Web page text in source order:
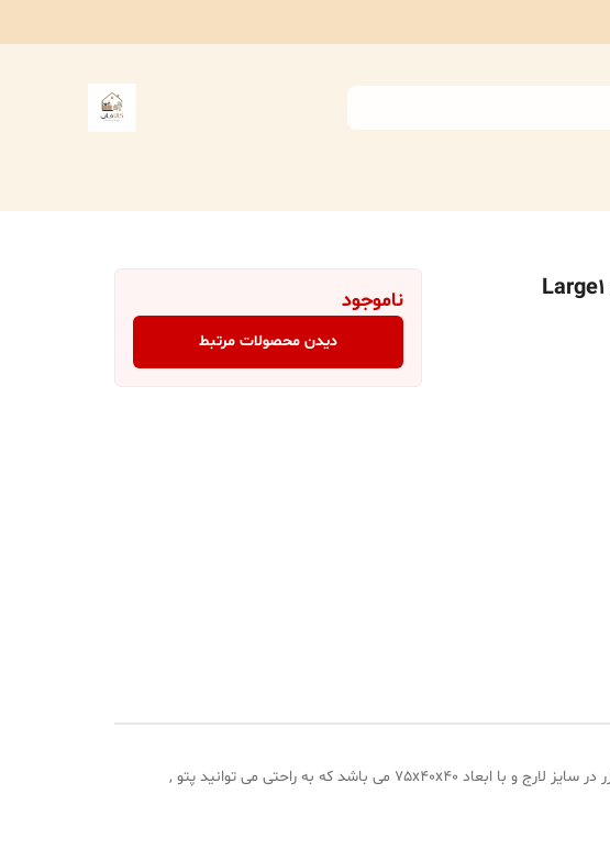
ناموجود
دیدن محصولات مرتبط
باکس نظم دهنده آلاس مدل ترکیه کد Large1 از جنس پارچه ضخیم و با بهترین کیفیت ساخت ترکیه است.این ارگانیزر در سایز لارج و با ابعاد 75x40x40 می باشد که به راحتی می توانید پتو ,